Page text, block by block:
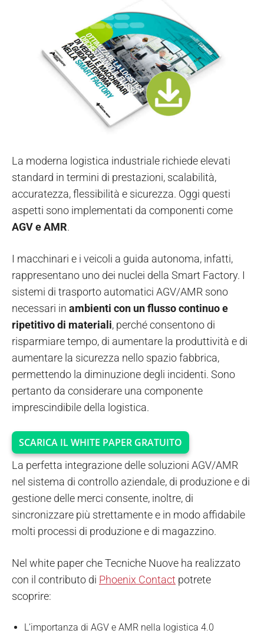
La moderna logistica industriale richiede elevati
standard in termini di prestazioni, scalabilità,
accuratezza, flessibilità e sicurezza. Oggi questi
aspetti sono implementati da componenti come
AGV e AMR.
I macchinari e i veicoli a guida autonoma, infatti,
rappresentano uno dei nuclei della Smart Factory. I
sistemi di trasporto automatici AGV/AMR sono
necessari in ambienti con un flusso continuo e
ripetitivo di materiali, perché consentono di
risparmiare tempo, di aumentare la produttività e di
aumentare la sicurezza nello spazio fabbrica,
permettendo la diminuzione degli incidenti. Sono
pertanto da considerare una componente
imprescindibile della logistica.
SCARICA IL WHITE PAPER GRATUITO
La perfetta integrazione delle soluzioni AGV/AMR
nel sistema di controllo aziendale, di produzione e di
gestione delle merci consente, inoltre, di
sincronizzare più strettamente e in modo affidabile
molti processi di produzione e di magazzino.
Nel white paper che Tecniche Nuove ha realizzato
con il contributo di Phoenix Contact potrete
scoprire:
L’importanza di AGV e AMR nella logistica 4.0